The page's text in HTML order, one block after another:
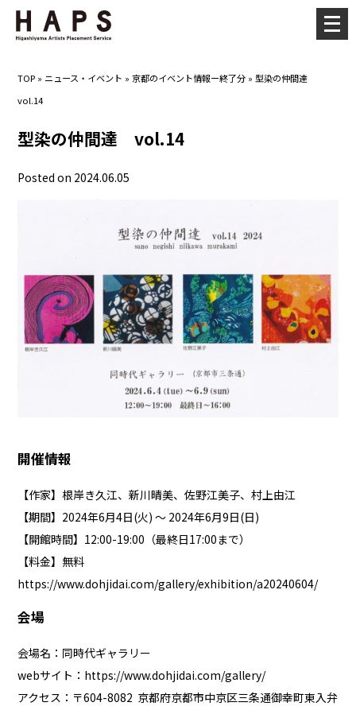
TOP » ニュース・イベント »京都のイベント情報ー終了分 »型染の仲間達
vol.14
型染の仲間達 vol.14
Posted on 2024.06.05
開催情報
【作家】根岸き久江、新川晴美、佐野江美子、村上由江
【期間】2024年6月4日(火) ～ 2024年6月9日(日)
【開館時間】12:00-19:00（最終日17:00まで）
【料金】無料
https://www.dohjidai.com/gallery/exhibition/a20240604/
会場
会場名：同時代ギャラリー
webサイト： https://www.dohjidai.com/gallery/
アクセス：〒604-8082 京都府京都市中京区三条通御幸町東入弁
メ
ニ